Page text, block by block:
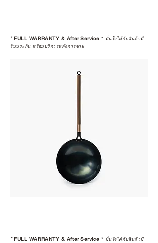
*FULL WARRANTY & After Service * มั่นใจได้กับสินค้ามี
รับประกัน พร้อมบริการหลังการขาย
*FULL WARRANTY & After Service * มั่นใจได้กับสินค้ามี